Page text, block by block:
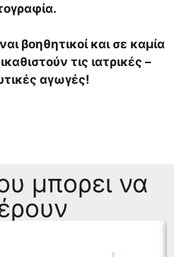
βοηθητικοί και σε καμία
τις ιατρικές –
αγωγές!
μπορει να